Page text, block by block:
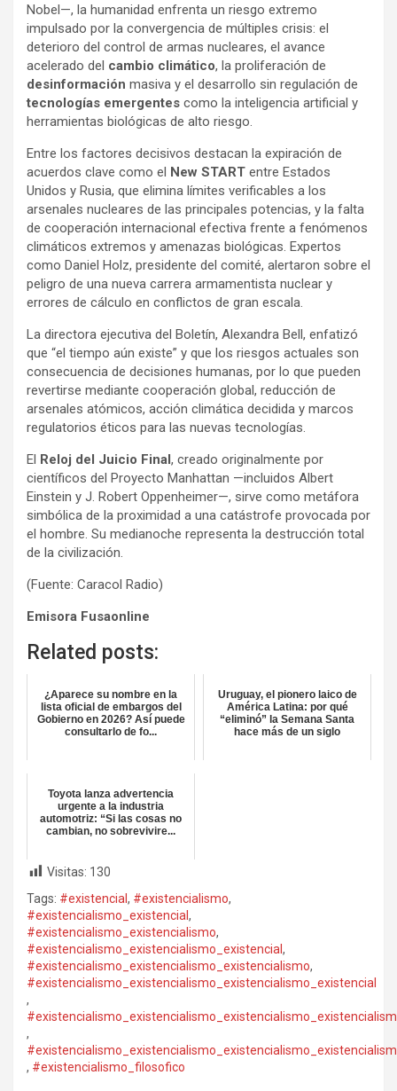
Nobel—, la humanidad enfrenta un riesgo extremo
impulsado por la convergencia de múltiples crisis: el
deterioro del control de armas nucleares, el avance
acelerado del cambio climático, la proliferación de
desinformación masiva y el desarrollo sin regulación de
tecnologías emergentes como la inteligencia artificial y
herramientas biológicas de alto riesgo.
Entre los factores decisivos destacan la expiración de
acuerdos clave como el New START entre Estados
Unidos y Rusia, que elimina límites verificables a los
arsenales nucleares de las principales potencias, y la falta
de cooperación internacional efectiva frente a fenómenos
climáticos extremos y amenazas biológicas. Expertos
como Daniel Holz, presidente del comité, alertaron sobre el
peligro de una nueva carrera armamentista nuclear y
errores de cálculo en conflictos de gran escala.
La directora ejecutiva del Boletín, Alexandra Bell, enfatizó
que “el tiempo aún existe” y que los riesgos actuales son
consecuencia de decisiones humanas, por lo que pueden
revertirse mediante cooperación global, reducción de
arsenales atómicos, acción climática decidida y marcos
regulatorios éticos para las nuevas tecnologías.
El Reloj del Juicio Final, creado originalmente por
científicos del Proyecto Manhattan —incluidos Albert
Einstein y J. Robert Oppenheimer—, sirve como metáfora
simbólica de la proximidad a una catástrofe provocada por
el hombre. Su medianoche representa la destrucción total
de la civilización.
(Fuente: Caracol Radio)
Emisora Fusaonline
Related posts:
¿Aparece su nombre en la
lista oficial de embargos del
Gobierno en 2026? Así puede
consultarlo de fo...
Uruguay, el pionero laico de
América Latina: por qué
“eliminó” la Semana Santa
hace más de un siglo
Toyota lanza advertencia
urgente a la industria
automotriz: “Si las cosas no
cambian, no sobrevivire...
Visitas: 130
Tags: #existencial , #existencialismo,
#existencialismo_existencial ,
#existencialismo_existencialismo,
#existencialismo_existencialismo_existencial ,
#existencialismo_existencialismo_existencialismo,
#existencialismo_existencialismo_existencialismo_existencial
,
,
, #existencialismo_filosofico